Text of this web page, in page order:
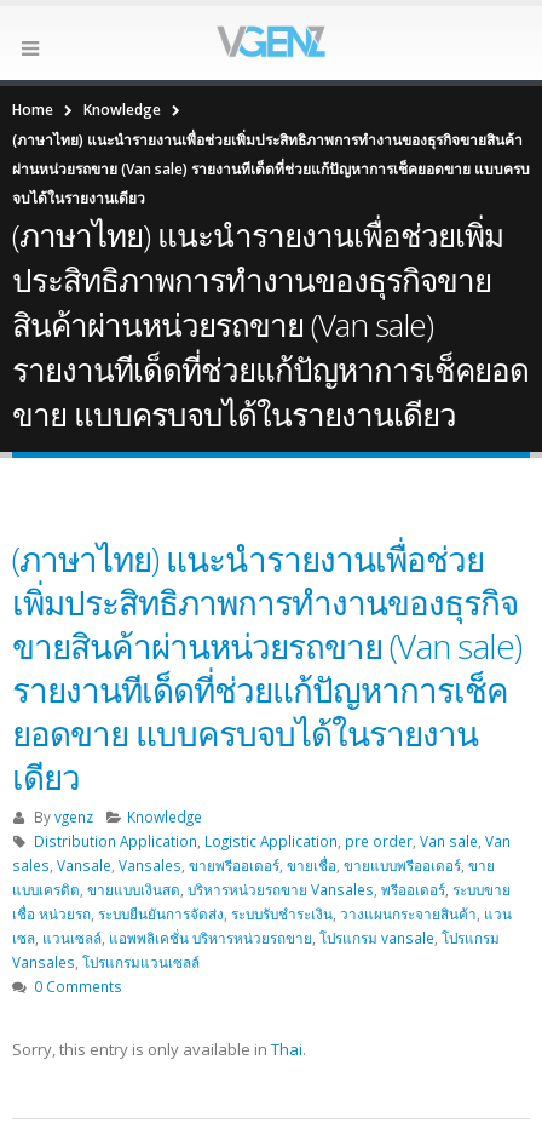
Home
Knowledge
(ภาษาไทย) แนะนำรายงานเพื่อช่วยเพิ่มประสิทธิภาพการทำงานของธุรกิจขายสินค้า
ผ่านหน่วยรถขาย (Van sale) รายงานทีเด็ดที่ช่วยแก้ปัญหาการเช็คยอดขาย แบบครบ
จบได้ในรายงานเดียว
(ภาษาไทย) แนะนำรายงานเพื่อช่วยเพิ่ม
ประสิทธิภาพการทำงานของธุรกิจขาย
สินค้าผ่านหน่วยรถขาย (Van sale)
รายงานทีเด็ดที่ช่วยแก้ปัญหาการเช็คยอด
ขาย แบบครบจบได้ในรายงานเดียว
(ภาษาไทย) แนะนำรายงานเพื่อช่วย
เพิ่มประสิทธิภาพการทำงานของธุรกิจ
ขายสินค้าผ่านหน่วยรถขาย (Van sale)
รายงานทีเด็ดที่ช่วยแก้ปัญหาการเช็ค
ยอดขาย แบบครบจบได้ในรายงาน
เดียว
Byvgenz
Knowledge
Distribution Application Logistic Application pre order, Van sale Van
sales Vansale Vansales ขายพรีออเดอร์ ขายเชื่อ ขายแบบพรีออเดอร์ ขาย
แบบเครดิต ขายแบบเงินสด บริหารหน่วยรถขาย Vansales พรีออเดอร์ ระบบขาย
เชื่อ หน่วยรถ ระบบยืนยันการจัดส่ง ระบบรับชำระเงิน วางแผนกระจายสินค้า แวน
เซล แวนเซลล์ แอพพลิเคชั่น บริหารหน่วยรถขาย โปรแกรม vansale โปรแกรม
Vansales โปรแกรมแวนเซลล์
0 Comments
Sorry, this entry is only available in Thai.